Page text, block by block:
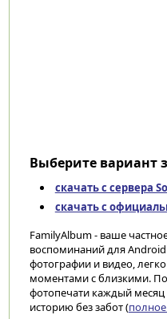
Выберите вариант
скачать с сервера
скачать с
FamilyAlbum - ваше
воспоминаний для
фотографии и видео,
моментами с близкими.
фотопечати каждый
историю без забот (